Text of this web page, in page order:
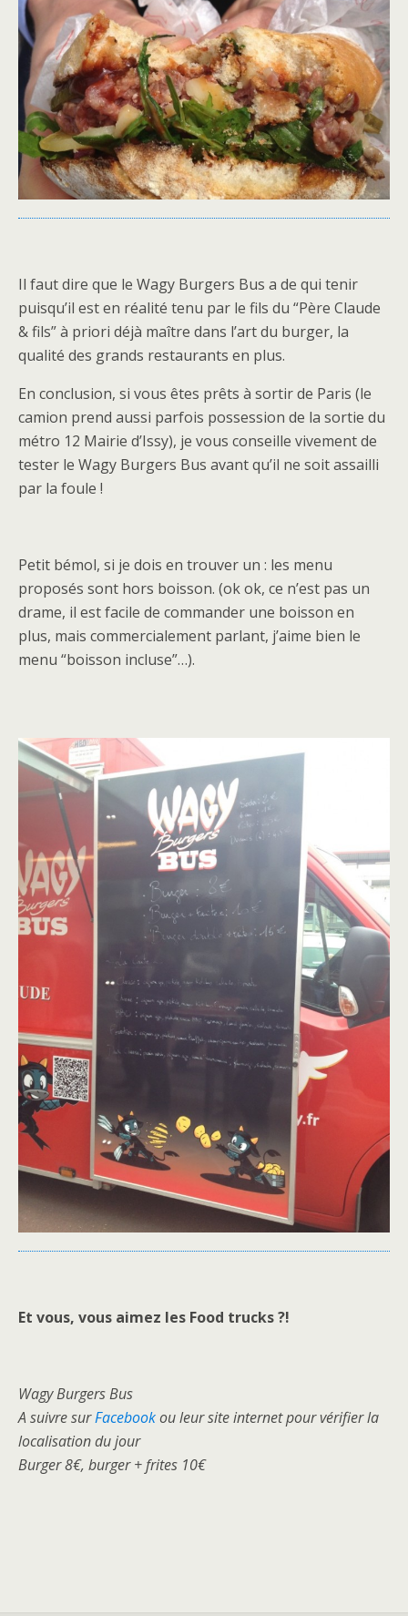
Il faut dire que le Wagy Burgers Bus a de qui tenir
puisqu’il est en réalité tenu par le fils du “Père Claude
& fils” à priori déjà maître dans l’art du burger, la
qualité des grands restaurants en plus.
En conclusion, si vous êtes prêts à sortir de Paris (le
camion prend aussi parfois possession de la sortie du
métro 12 Mairie d’Issy), je vous conseille vivement de
tester le Wagy Burgers Bus avant qu’il ne soit assailli
par la foule !
Petit bémol, si je dois en trouver un : les menu
proposés sont hors boisson. (ok ok, ce n’est pas un
drame, il est facile de commander une boisson en
plus, mais commercialement parlant, j’aime bien le
menu “boisson incluse”…).
Et vous, vous aimez les Food trucks ?!
Wagy Burgers Bus
A suivre surFacebookou leur site internet pour vérifier la
localisation du jour
Burger 8€, burger + frites 10€